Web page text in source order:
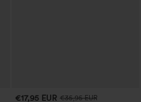
€17,95 EUR €35,95 EUR